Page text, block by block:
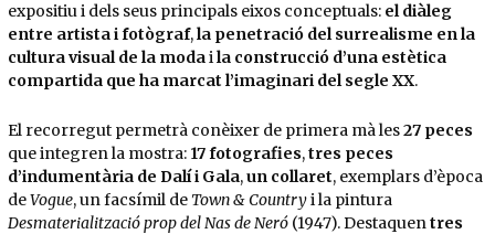
expositiu i dels seus principals eixos conceptuals: el diàleg
entre artista i fotògraf,la penetració del surrealisme en la
cultura visual de la modaila construcció d’una estètica
compartida que ha marcat l’imaginari del segle XX.
El recorregut permetrà conèixer de primera mà les27 peces
que integren la mostra: 17 fotografies,tres peces
d’indumentària de Dalí i Gala,un collaret, exemplars d’època
deVogue, un facsímil de Town & Countryi la pintura
Desmaterialització prop del Nas de Neró (1947). Destaquentres